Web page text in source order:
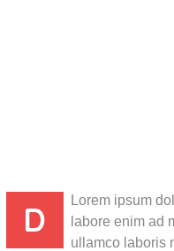
D
Lorem ipsum
labore enim ad
ullamco laboris